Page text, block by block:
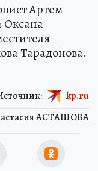
Артем
Оксана
Тарадонова.
АСТАШОВА
kp.ru